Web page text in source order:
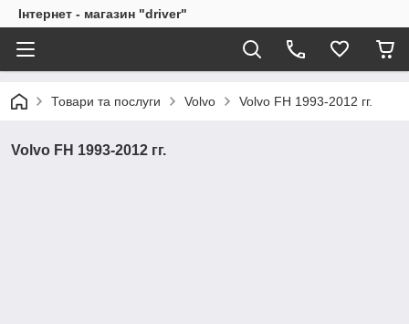
Інтернет - магазин "driver"
Товари та послуги Volvo Volvo FH 1993-2012 гг.
Volvo FH 1993-2012 гг.